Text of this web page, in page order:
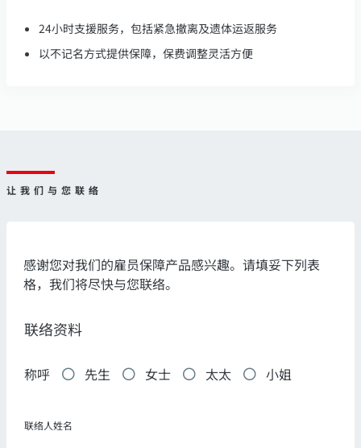
24小时支援服务，包括紧急撤离及遗体运返服务
以不记名方式提供保障，保费调整灵活方便
让我们与您联络
感谢您对我们的雇员保障产品感兴趣。请填妥下列表
格，我们将尽快与您联络。
联络资料
称呼 先生 女士 太太 小姐
联络人姓名